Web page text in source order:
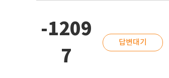
-1209
7
답변대기